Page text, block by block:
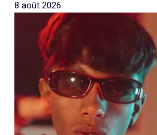
8 août 2026